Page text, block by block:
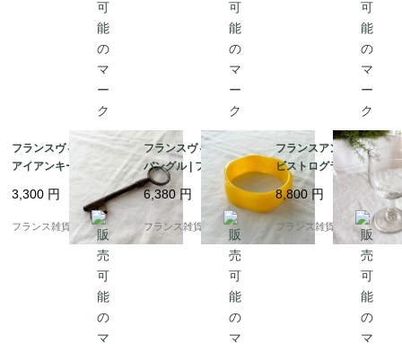
フランスヴィンテージ
アイアンキー | 鍛鉄の
パリの蚤の市 | 1900年
代中頃
3,300 円
フランス雑貨chouchou
フランスヴィンテージ
バングル | フレンチ イ
エローカラー 太バング
ル｜レトロ樹脂 |1960s
6,380円
フランス雑貨chouchou
フランスアンティーク
ビストログラス | 19世
紀フランスの温もり |
宙吹き（手吹き）ガラ
ス 1
8,800 円
フランス雑貨chouchou